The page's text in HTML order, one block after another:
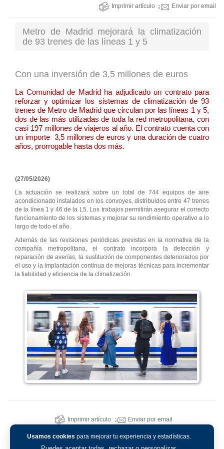
Usamos cookies para mejorar tu experiencia y estadísticas.
Imprimir artículo Enviar por email
Metro de Madrid mejorará la climatización
de 93 trenes de las líneas 1 y 5
Con una inversión de 3,5 millones de euros
La Comunidad de Madrid ha adjudicado un contrato para
reforzar y optimizar los sistemas de climatización de 93
trenes de Metro de Madrid que circulan por las líneas 1 y 5,
dos de las más utilizadas de toda la red metropolitana, con
casi 197 millones de viajeros al año. El contrato cuenta con
un importe 3,5 millones de euros y una duración de cuatro
años, prorrogable hasta dos más.
(27/05/2026)
La actuación se realizará sobre un total de 744 equipos de aire
acondicionado instalados en los convoyes, distribuidos entre 47 trenes
de la línea 1 y 46 de la L5. Los trabajos permitirán asegurar el correcto
funcionamiento de los sistemas y mejorar su rendimiento operativo a lo
largo de todo el año.
Además de las revisiones periódicas previstas en la normativa de la
compañía metropolitana, el contrato incorpora la detección y
reparación de averías, la sustitución de componentes deteriorados por
el uso y la implantación continua de mejoras técnicas para incrementar
la fiabilidad y eficiencia de la climatización.
Imprimir artículo Enviar por email